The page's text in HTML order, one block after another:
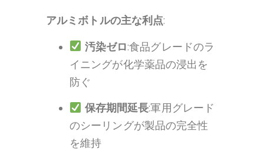
アルミボトルの主な利点:
汚染ゼロ:食品グレードのラ
イニングが化学薬品の浸出を
防ぐ
保存期間延長:軍用グレード
のシーリングが製品の完全性
を維持